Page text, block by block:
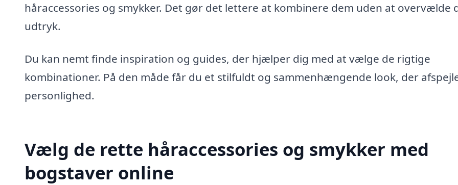
håraccessories og smykker. Det gør det lettere at kombinere dem uden at overvælde
udtryk.
Du kan nemt finde inspiration og guides, der hjælper dig med at vælge de rigtige
kombinationer. På den måde får du et stilfuldt og sammenhængende look, der
personlighed.
Vælg de rette håraccessories og smykker med
bogstaver online